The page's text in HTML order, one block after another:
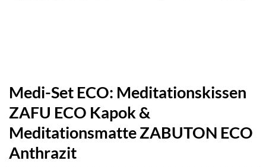
Medi-Set ECO: Meditationskissen
ZAFU ECO Kapok &
Meditationsmatte ZABUTON ECO
Anthrazit